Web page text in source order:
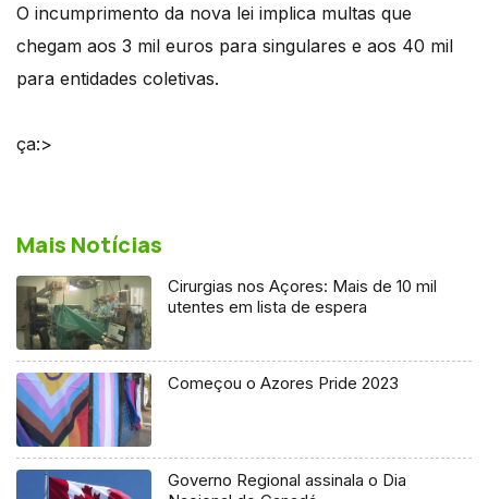
O incumprimento da nova lei implica multas que
chegam aos 3 mil euros para singulares e aos 40 mil
para entidades coletivas.
ça:>
Mais Notícias
Cirurgias nos Açores: Mais de 10 mil
utentes em lista de espera
Começou o Azores Pride 2023
Governo Regional assinala o Dia